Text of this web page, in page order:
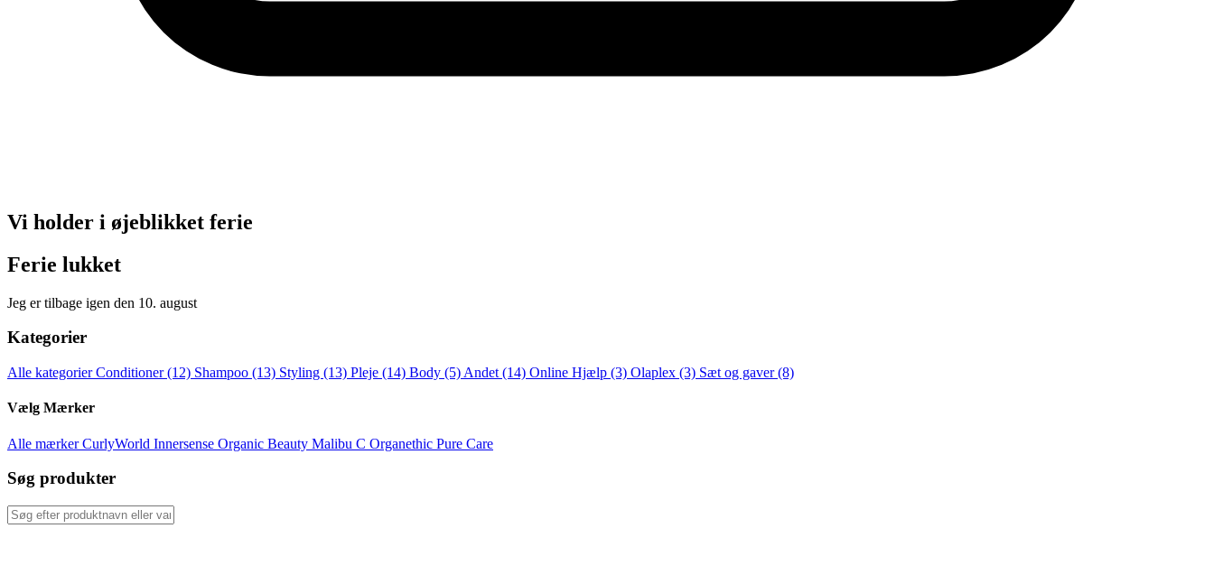
Vi holder i øjeblikket ferie
Ferie lukket
Jeg er tilbage igen den 10. august
Kategorier
Alle kategorierConditioner(12) Shampoo (13) Styling (13) Pleje (14) Body (5) Andet (14) Online Hjælp (3) Olaplex (3) Sæt og gaver(8)
Vælg Mærker
Alle mærkerCurlyWorld Innersense Organic Beauty Malibu C Organethic Pure Care
Søg produkter